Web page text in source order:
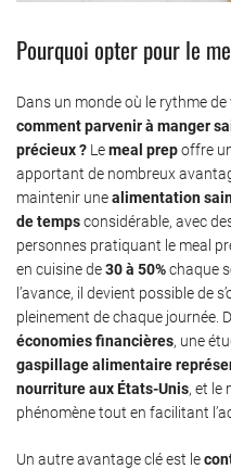
Pourquoi opter pour le
Dans un monde où le rythme de
comment parvenir à manger
précieux ? Lemeal prepoffre
apportant de nombreux
maintenir unealimentation
de tempsconsidérable, avec
personnes pratiquant le meal
en cuisine de30 à 50%chaque
l’avance, il devient possible de
pleinement de chaque journée.
économies financières, une
gaspillage alimentaire
nourriture aux États-Unis, et le
phénomène tout en facilitant
Un autre avantage clé est le